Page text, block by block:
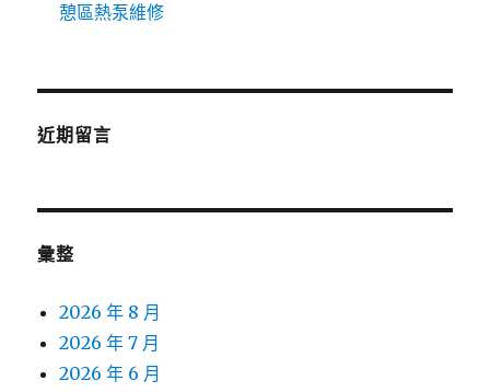
憩區熱泵維修
近期留言
彙整
2026 年 8 月
2026 年 7 月
2026 年 6 月